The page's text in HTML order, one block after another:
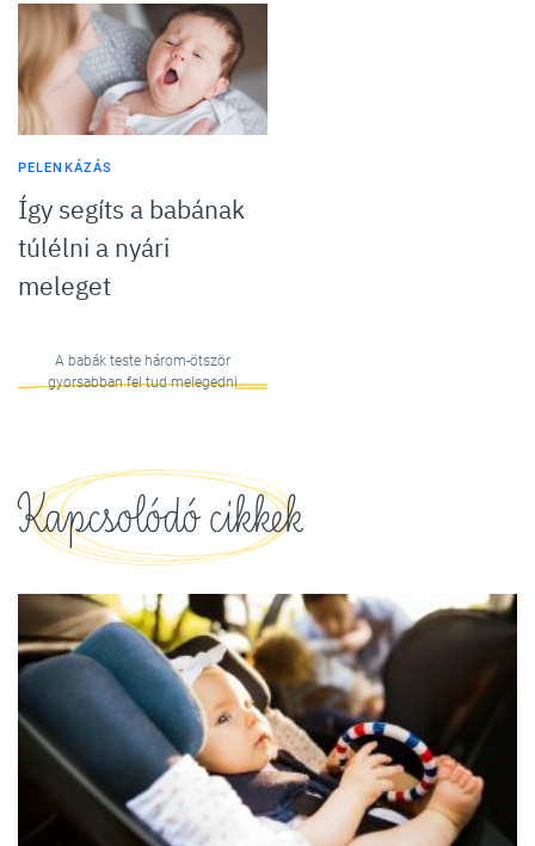
PELENKÁZÁS
Így segíts a babának
túlélni a nyári
meleget
A babák teste három-ötször
gyorsabban fel tud melegedni
Kapcsolódó cikkek